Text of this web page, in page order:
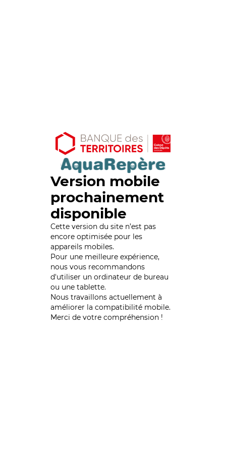
Version mobile
prochainement
disponible
Cette version du site n’est pas
encore optimisée pour les
appareils mobiles.
Pour une meilleure expérience,
nous vous recommandons
d'utiliser un ordinateur de bureau
ou une tablette.
Nous travaillons actuellement à
améliorer la compatibilité mobile.
Merci de votre compréhension !